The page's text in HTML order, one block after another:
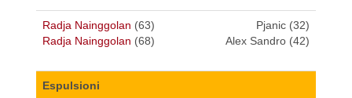
Radja Nainggolan (63)
Radja Nainggolan (68)
Pjanic (32)
Alex Sandro (42)
Espulsioni